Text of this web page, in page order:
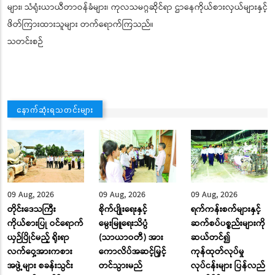
များ၊ သံရုံးယာယီတာဝန်ခံများ၊ ကုလသမဂ္ဂဆိုင်ရာ ဌာနေကိုယ်စားလှယ်များနှင့်
ဖိတ်ကြားထားသူများ တက်ရောက်ကြသည်။
သတင်းစဉ်
နောက်ဆုံးရသတင်းများ
09 Aug, 2026
တိုင်းဒေသကြီး
ကိုယ်စားပြု ဝင်ရောက်
ယှဉ်ပြိုင်မည့် ရိုးရာ
လက်ဝှေ့အားကစား
အဖွဲ့များ စခန်းသွင်း
09 Aug, 2026
စိုက်ပျိုးရေးနှင့်
မွေးမြူရေးသိပ္ပံ
(သာယာဝတီ) အား
ကောလိပ်အဆင့်မြှင့်
တင်သွားမည်
09 Aug, 2026
ရက်ကန်းစက်များနှင့်
ဆက်စပ်ပစ္စည်းများကို
ဆယ်တင်၍
ကုန်ထုတ်လုပ်မှု
လုပ်ငန်းများ ပြန်လည်